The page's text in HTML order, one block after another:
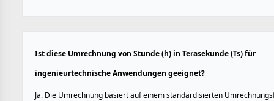
Ist diese Umrechnung von Stunde (h) in Terasekunde (Ts) für
ingenieurtechnische Anwendungen geeignet?
Ja. Die Umrechnung basiert auf einem standardisierten